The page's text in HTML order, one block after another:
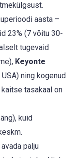
aasta –
23% (7 võitu 30-
tugevaid
Keyonte
USA) ning kogenud
kaitse tasakaal on
kuid
palju